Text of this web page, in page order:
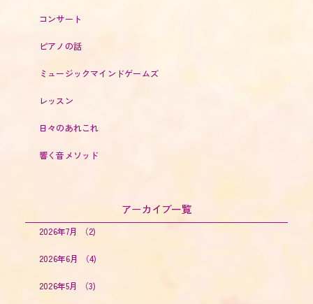
コンサート
ピアノの話
ミュージックマインドゲームズ
レッスン
日々のあれこれ
響く音メソッド
アーカイブ一覧
2026年7月 （2)
2026年6月 （4)
2026年5月 （3)